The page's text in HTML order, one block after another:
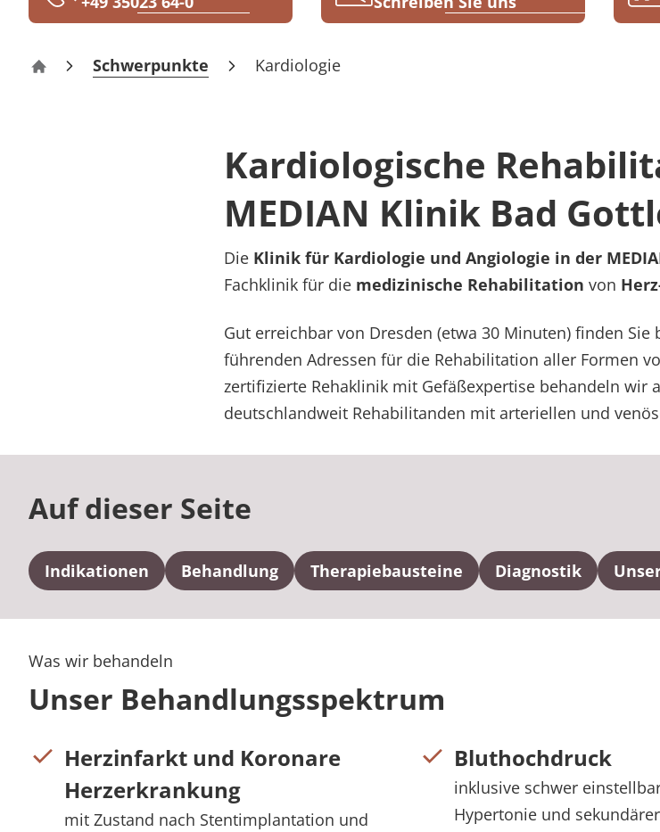
Rheumatologie
Klinik Bad Gottleuba
Schwerpunkte Kardiologie
Kardiologische
MEDIAN Klinik Bad
Die Klinik für Kardiologie und Angiologie in der
Fachklinik für die medizinische Rehabilitation von
Gut erreichbar von Dresden (etwa 30 Minuten) finden
führenden Adressen für die Rehabilitation aller Formen
zertifizierte Rehaklinik mit Gefäßexpertise behandeln wir
deutschlandweit Rehabilitanden mit arteriellen und
Auf dieser Seite
Indikationen Behandlung Therapiebausteine Diagnostik
Was wir behandeln
Unser Behandlungsspektrum
Herzinfarkt und Koronare
Herzerkrankung
mit Zustand nach Stentimplantation und
Bluthochdruck
inklusive schwer
Hypertonie und